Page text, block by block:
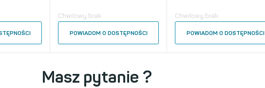
Chwilowy brak
POWIADOM O DOSTĘPNOŚCI
Chwilowy brak
POWIADOM O DOSTĘPNOŚCI
Masz pytanie ?